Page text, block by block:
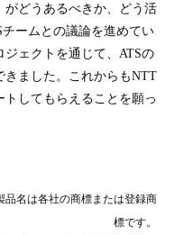
どうあるべきか、どう活
ームとの議論を進めてい
ェクトを通じて、ATSの
きました。これからもNTT
してもらえることを願っ
名は各社の商標または登録商
標です。